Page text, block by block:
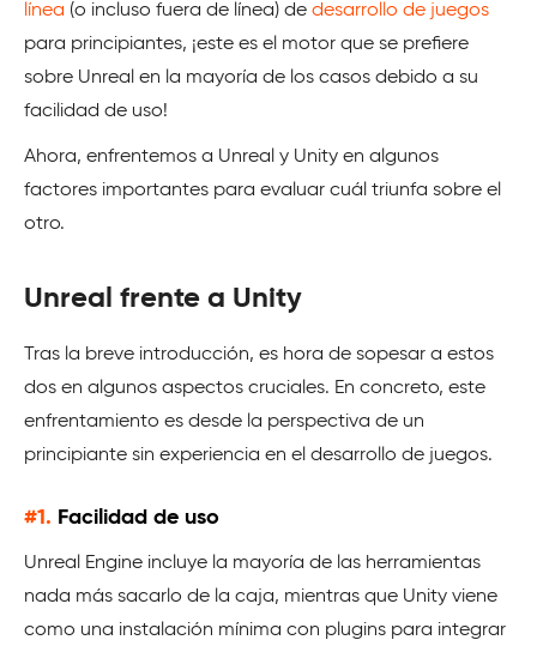
línea (o incluso fuera de línea) de desarrollo de juegos
para principiantes, ¡este es el motor que se prefiere
sobre Unreal en la mayoría de los casos debido a su
facilidad de uso!
Ahora, enfrentemos a Unreal y Unity en algunos
factores importantes para evaluar cuál triunfa sobre el
otro.
Unreal frente a Unity
Tras la breve introducción, es hora de sopesar a estos
dos en algunos aspectos cruciales. En concreto, este
enfrentamiento es desde la perspectiva de un
principiante sin experiencia en el desarrollo de juegos.
#1. Facilidad de uso
Unreal Engine incluye la mayoría de las herramientas
nada más sacarlo de la caja, mientras que Unity viene
como una instalación mínima con plugins para integrar